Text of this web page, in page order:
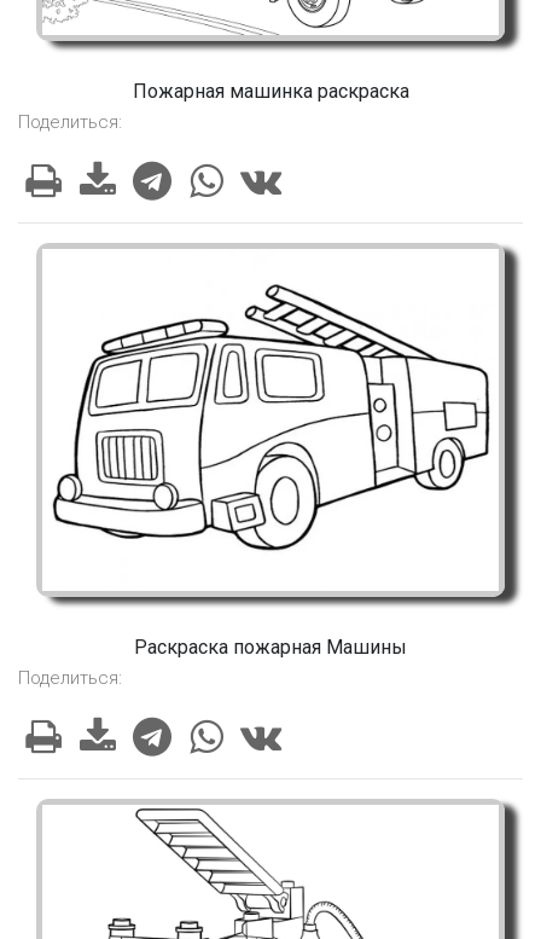
Пожарная машинка раскраска
Поделиться:
Раскраска пожарная Машины
Поделиться: